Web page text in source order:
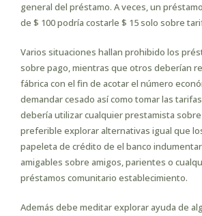
general del préstamo. A veces, un
de $ 100 podría costarle $ 15 solo sobre
Varios situaciones hallan prohibido los
sobre pago, mientras que otros deberían
fábrica con el fin de acotar el número
demandar cesado así­ como tomar las
debería utilizar cualquier prestamista
preferible explorar alternativas igual que
papeleta de crédito de el banco
amigables sobre amigos, parientes o
préstamos comunitario establecimiento.
Además debe meditar explorar ayuda de